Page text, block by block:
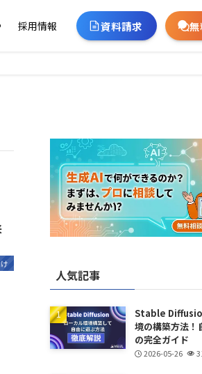
採用情報 資料請求
人気記事
Stable
境の構築方法！
の完全ガイド
2026-05-26